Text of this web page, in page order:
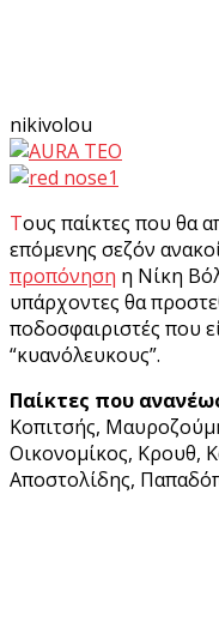
nikivolou
Τους παίκτες που θα αποτελούν το ρόστερ της
επόμενης σεζόν
προπόνηση η Νίκη
υπάρχοντες θα
ποδοσφαιριστές που
“κυανόλευκους”.
Παίκτες που
Κοπιτσής,
Οικονομίκος, Κρουθ,
Αποστολίδης,